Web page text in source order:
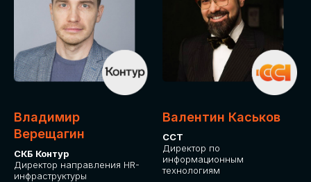
Владимир
Верещагин
СКБ Контур
Директор направления HR-
инфраструктуры
Валентин Каськов
ССТ
Директор по
информационным
технологиям